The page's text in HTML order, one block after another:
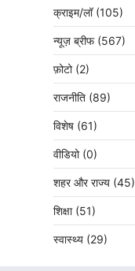
क्राइम/लॉ (105)
न्यूज़ ब्रीफ (567)
फ़ोटो (2)
राजनीति (89)
विशेष (61)
वीडियो (0)
शहर और राज्य (45)
शिक्षा (51)
स्वास्थ्य (29)